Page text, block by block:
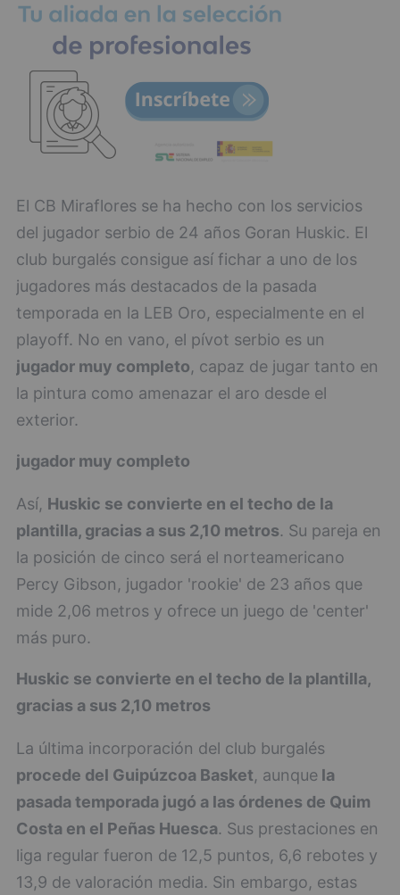
El CB Miraflores se ha hecho con los servicios
del jugador serbio de 24 años Goran Huskic. El
club burgalés consigue así fichar a uno de los
jugadores más destacados de la pasada
temporada en la LEB Oro, especialmente en el
playoff. No en vano, el pívot serbio es un
jugador muy completo, capaz de jugar tanto en
la pintura como amenazar el aro desde el
exterior.
jugador muy completo
Así, Huskic se convierte en el techo de la
plantilla, gracias a sus 2,10 metros. Su pareja en
la posición de cinco será el norteamericano
Percy Gibson, jugador 'rookie' de 23 años que
mide 2,06 metros y ofrece un juego de 'center'
más puro.
Huskic se convierte en el techo de la plantilla,
gracias a sus 2,10 metros
La última incorporación del club burgalés
procede del Guipúzcoa Basket, aunque la
pasada temporada jugó a las órdenes de Quim
Costa en el Peñas Huesca. Sus prestaciones en
liga regular fueron de 12,5 puntos, 6,6 rebotes y
13,9 de valoración media. Sin embargo, estas